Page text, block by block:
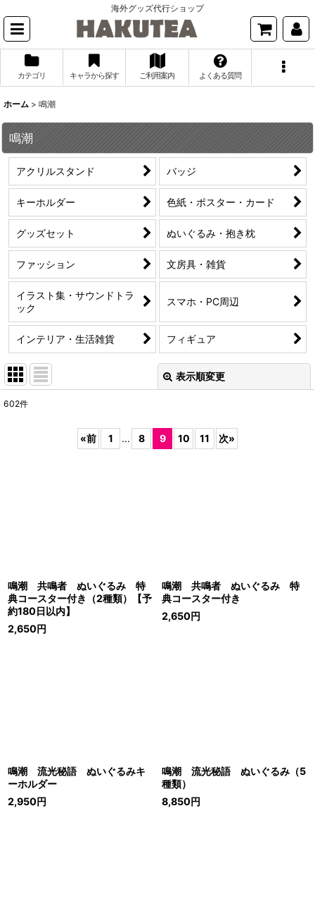
海外グッズ代行ショップ
カテゴリ キャラから探す ご利用案内 よくある質問
ホーム > 鳴潮
鳴潮
アクリルスタンド バッジ
キーホルダー 色紙・ポスター・カード
グッズセット ぬいぐるみ・抱き枕
ファッション 文房具・雑貨
イラスト集・サウンドトラ
ック
スマホ・PC周辺
インテリア・生活雑貨 フィギュア
表示順変更
602件
«前 1 ... 8 9 10 11 次»
鳴潮 共鳴者 ぬいぐるみ 特
典コースター付き（2種類）【予
約180日以内】
2,650円
鳴潮 共鳴者 ぬいぐるみ 特
典コースター付き
2,650円
鳴潮 流光秘語 ぬいぐるみキ
ーホルダー
2,950円
鳴潮 流光秘語 ぬいぐるみ（5
種類）
8,850円